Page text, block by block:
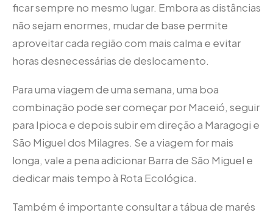
ficar sempre no mesmo lugar. Embora as distâncias
não sejam enormes, mudar de base permite
aproveitar cada região com mais calma e evitar
horas desnecessárias de deslocamento.
Para uma viagem de uma semana, uma boa
combinação pode ser começar por Maceió, seguir
para Ipioca e depois subir em direção a Maragogi e
São Miguel dos Milagres. Se a viagem for mais
longa, vale a pena adicionar Barra de São Miguel e
dedicar mais tempo à Rota Ecológica.
Também é importante consultar a tábua de marés